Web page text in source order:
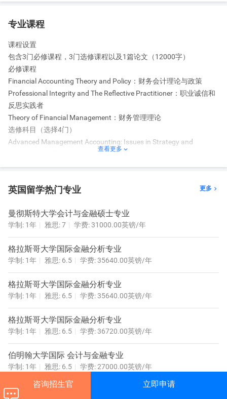
专业课程
课程设置
包含3门必修课程，3门选修课程以及1篇论文（12000字）
必修课程
Financial Accounting Theory and Policy：财务会计理论与政策
Professional Integrity and The Reflective Practitioner：职业诚信和
反思实践者
Theory of Financial Management：财务管理理论
选修科目（选择4门）
Advanced Management Accounting: Issues in Strategy and
Accounting：高级管理会计: 战略与会计中的问题
Auditing Theory and Practice：审计理论与实践
题
货币市场
International Business Finance：国际商业金融
International Business Taxation：国际商业税收
International Financial Statement Analysis：国际财务报表分析
Management Accounting：管理会计
Social and Environmental Accounting：社会和环境会计
Venture Capital and Entrepreneurial Finance：风险投资与创业融资
评估考核
过一系列评估方法对你的学习结果打分，包括考试，小组项目，书
面作业和论文，课堂评估，小组和个人的陈述和报告。
查看更多 
英国留学热门专业 更多 
曼彻斯特大学会计与金融硕士专业
学制: 1年 雅思: 7 学费: 31000.00英镑/年
格拉斯哥大学国际金融分析专业
学制: 1年 雅思: 6.5 学费: 35640.00英镑/年
格拉斯哥大学国际金融分析专业
学制: 1年 雅思: 6.5 学费: 35640.00英镑/年
格拉斯哥大学国际金融分析专业
学制: 1年 雅思: 6.5 学费: 36720.00英镑/年
伯明翰大学国际 会计与金融专业
学制: 1年 雅思: 6.5 学费: 27000.00英镑/年
咨询招生官 立即申请